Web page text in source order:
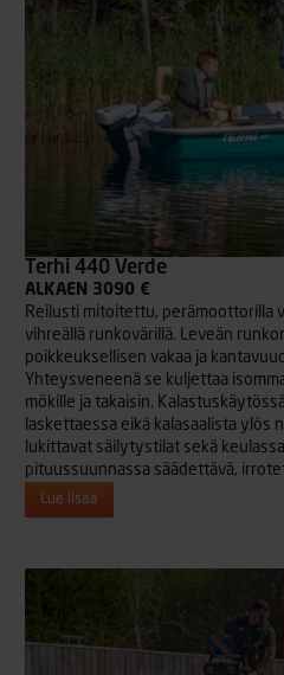
Terhi 440 Verde
ALKAEN 3090 €
Reilusti mitoitettu, perämoottorilla
vihreällä runkovärillä. Leveän
poikkeuksellisen vakaa ja
Yhteysveneenä se kuljettaa
mökille ja takaisin.
laskettaessa eikä kalasaalista ylös
lukittavat säilytystilat sekä
pituussuunnassa säädettävä,
Lue lisää